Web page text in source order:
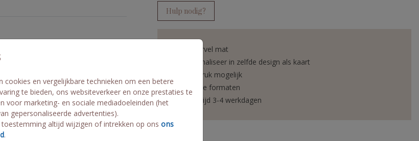
cookies en vergelijkbare technieken om een betere
te bieden, ons websiteverkeer en onze prestaties te
voor marketing- en sociale mediadoeleinden (het
gepersonaliseerde advertenties).
toestemming altijd wijzigen of intrekken op ons ons
.
Hulp nodig?
Stickervel mat
Personaliseer in zelfde design als kaart
Foliedruk mogelijk
Diverse formaten
Levertijd 3-4 werkdagen